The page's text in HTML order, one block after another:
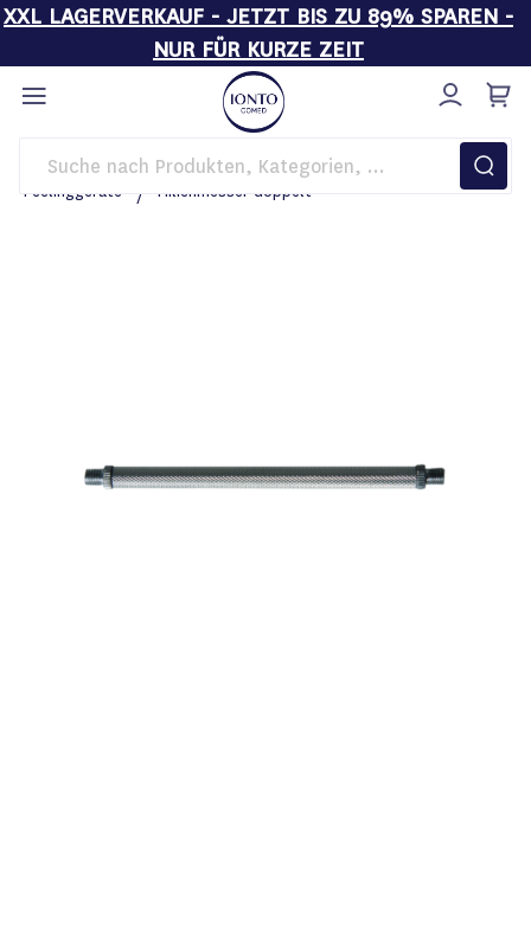
XXL LAGERVERKAUF - JETZT BIS ZU 89% SPAREN -
NUR FÜR KURZE ZEIT
Direkt
zum
Inhalt
Startseite Kosmetikgeräte
BASIC LINE
Peelinggeräte
Milienmesser doppelt